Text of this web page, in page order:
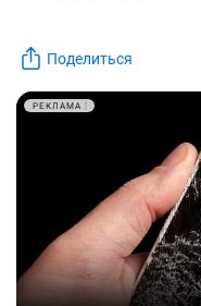
Поделиться
РЕКЛАМА